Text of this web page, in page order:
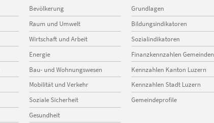
Navigation
überspringen
Bevölkerung
Raum und Umwelt
Wirtschaft und Arbeit
Energie
Bau- und Wohnungswesen
Mobilität und Verkehr
Soziale Sicherheit
Gesundheit
Navigation
überspringen
Grundlagen
Bildungsindikatoren
Sozialindikatoren
Finanzkennzahlen Gemeinden
Kennzahlen Kanton Luzern
Kennzahlen Stadt Luzern
Gemeindeprofile